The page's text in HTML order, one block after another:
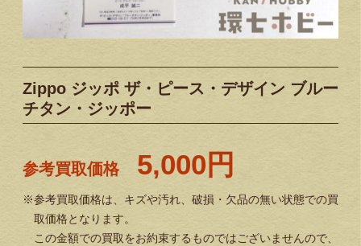
Zippo ジッポ ザ・ピース・デザイン ブルー
チタン・ジッポー
参考買取価格 5,000円
※参考買取価格は、キズや汚れ、破損・欠品の無い状態での買
取価格となります。
この金額での買取をお約束するものではございませんので、